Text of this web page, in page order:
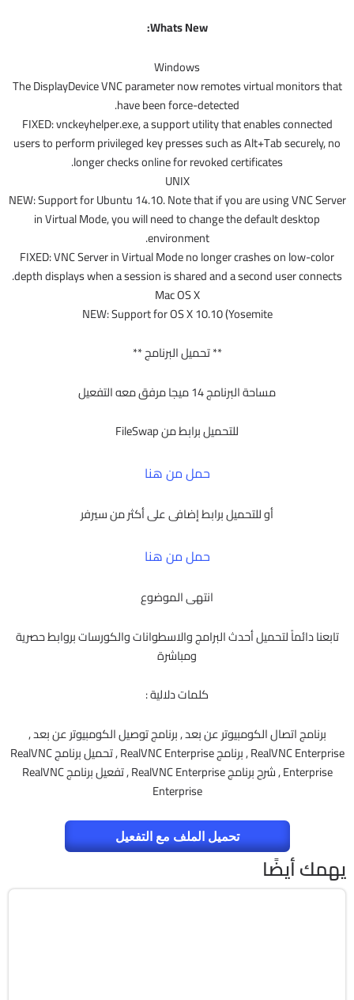
Whats New:
Windows
The DisplayDevice VNC parameter now remotes virtual monitors that
have been force-detected.
FIXED: vnckeyhelper.exe, a support utility that enables connected
users to perform privileged key presses such as Alt+Tab securely, no
longer checks online for revoked certificates.
UNIX
NEW: Support for Ubuntu 14.10. Note that if you are using VNC Server
in Virtual Mode, you will need to change the default desktop
environment.
FIXED: VNC Server in Virtual Mode no longer crashes on low-color
depth displays when a session is shared and a second user connects.
Mac OS X
NEW: Support for OS X 10.10 (Yosemite
** تحميل البرنامج **
مساحة البرنامج 14 ميجا مرفق معه التفعيل
للتحميل برابط من FileSwap
حمل من هنا
أو للتحميل برابط إضافى على أكثر من سيرفر
حمل من هنا
انتهى الموضوع
تابعنا دائماً لتحميل أحدث البرامج والاسطوانات والكورسات بروابط حصرية
ومباشرة
كلمات دلالية :
برنامج اتصال الكومبيوتر عن بعد , برنامج توصيل الكومبيوتر عن بعد ,
RealVNC Enterprise , برنامج RealVNC Enterprise , تحميل برنامج RealVNC
Enterprise , شرح برنامج RealVNC Enterprise , تفعيل برنامج RealVNC
Enterprise
تحميل الملف مع التفعيل
يهمك أيضًا